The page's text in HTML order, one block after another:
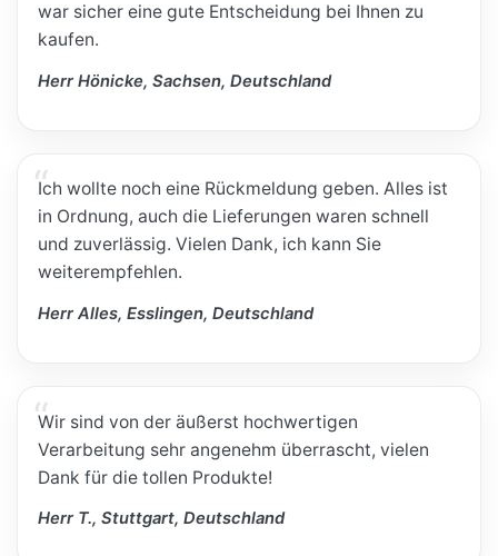
war sicher eine gute Entscheidung bei Ihnen zu
kaufen.
Herr Hönicke, Sachsen, Deutschland
Ich wollte noch eine Rückmeldung geben. Alles ist
in Ordnung, auch die Lieferungen waren schnell
und zuverlässig. Vielen Dank, ich kann Sie
weiterempfehlen.
Herr Alles, Esslingen, Deutschland
Wir sind von der äußerst hochwertigen
Verarbeitung sehr angenehm überrascht, vielen
Dank für die tollen Produkte!
Herr T., Stuttgart, Deutschland